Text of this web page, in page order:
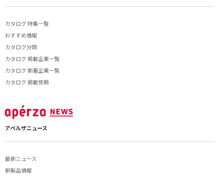
カタログ 特集一覧
おすすめ情報
カタログ分類
カタログ 掲載企業一覧
カタログ 新着企業一覧
カタログ 掲載依頼
アペルザニュース
最新ニュース
新製品情報